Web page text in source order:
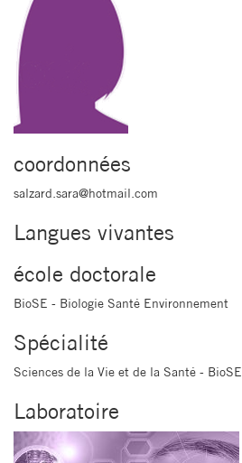
coordonnées
salzard.sara@hotmail.com
Langues vivantes
école doctorale
BioSE - Biologie Santé Environnement
Spécialité
Sciences de la Vie et de la Santé - BioSE
Laboratoire